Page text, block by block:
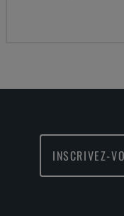
INSCRIVEZ-